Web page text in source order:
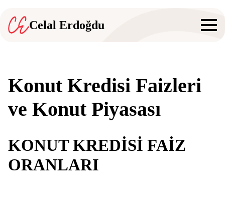
Celal Erdoğdu
Konut Kredisi Faizleri
ve Konut Piyasası
KONUT KREDİSİ FAİZ
ORANLARI